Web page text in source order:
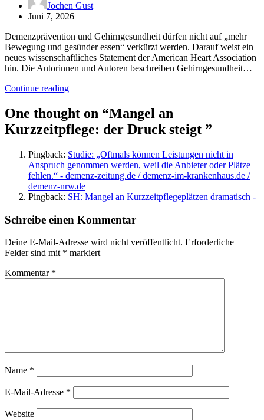
Jochen Gust
Juni 7, 2026
Demenzprävention und Gehirngesundheit dürfen nicht auf „mehr
Bewegung und gesünder essen“ verkürzt werden. Darauf weist ein
neues wissenschaftliches Statement der American Heart Association
hin. Die Autorinnen und Autoren beschreiben Gehirngesundheit…
Continue reading
One thought on “Mangel an
Kurzzeitpflege: der Druck steigt ”
Pingback: Studie: „Oftmals können Leistungen nicht in
Anspruch genommen werden, weil die Anbieter oder Plätze
fehlen.“ - demenz-zeitung.de / demenz-im-krankenhaus.de /
demenz-nrw.de
Pingback: SH: Mangel an Kurzzeitpflegeplätzen dramatisch -
Schreibe einen Kommentar
Deine E-Mail-Adresse wird nicht veröffentlicht. Erforderliche
Felder sind mit * markiert
Kommentar *
Name *
E-Mail-Adresse *
Website